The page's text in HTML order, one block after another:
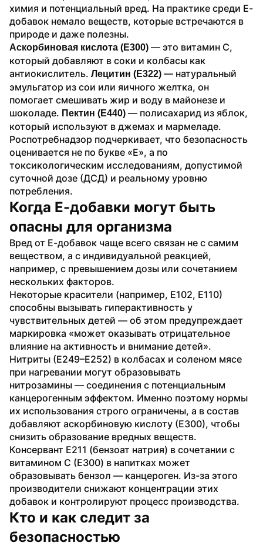
химия и потенциальный вред. На практике среди Е-
добавок немало веществ, которые встречаются в
природе и даже полезны.
Аскорбиновая кислота (Е300) — это витамин C,
который добавляют в соки и колбасы как
антиокислитель. Лецитин (Е322) — натуральный
эмульгатор из сои или яичного желтка, он
помогает смешивать жир и воду в майонезе и
шоколаде. Пектин (Е440) — полисахарид из яблок,
который используют в джемах и мармеладе.
Роспотребнадзор подчеркивает, что безопасность
оценивается не по букве «Е», а по
токсикологическим исследованиям, допустимой
суточной дозе (ДСД) и реальному уровню
потребления.
Когда Е-добавки могут быть
опасны для организма
Вред от Е-добавок чаще всего связан не с самим
веществом, а с индивидуальной реакцией,
например, с превышением дозы или сочетанием
нескольких факторов.
Некоторые красители (например, Е102, Е110)
способны вызывать гиперактивность у
чувствительных детей — об этом предупреждает
маркировка «может оказывать отрицательное
влияние на активность и внимание детей».
Нитриты (Е249–Е252) в колбасах и соленом мясе
при нагревании могут образовывать
нитрозамины — соединения с потенциальным
канцерогенным эффектом. Именно поэтому нормы
их использования строго ограничены, а в состав
добавляют аскорбиновую кислоту (Е300), чтобы
снизить образование вредных веществ.
Консервант Е211 (бензоат натрия) в сочетании с
витамином C (Е300) в напитках может
образовывать бензол — канцероген. Из-за этого
производители снижают концентрации этих
добавок и контролируют процесс производства.
Кто и как следит за
безопасностью